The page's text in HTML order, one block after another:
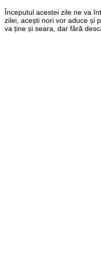
Începutul acestei zile ne va
zilei, acești nori vor aduce și
va ține și seara, dar fără